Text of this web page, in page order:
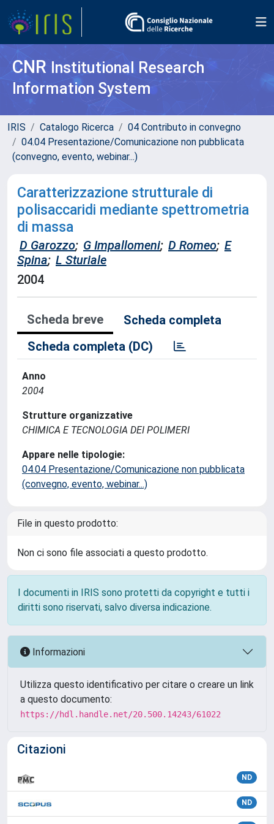
CNR Institutional Research
Information System
IRIS Catalogo Ricerca
04 Contributo in convegno
04.04 Presentazione/Comunicazione non pubblicata
(convegno, evento, webinar...)
Caratterizzazione strutturale di
polisaccaridi mediante spettrometria
di massa
D Garozzo; G Impallomeni; D Romeo; E
Spina; L Sturiale
2004
Scheda breve
Scheda completa
Scheda completa (DC)
Anno
2004
Strutture organizzative
CHIMICA E TECNOLOGIA DEI POLIMERI
Appare nelle tipologie:
04.04 Presentazione/Comunicazione non pubblicata
(convegno, evento, webinar...)
File in questo prodotto:
Non ci sono file associati a questo prodotto.
I documenti in IRIS sono protetti da copyright e tutti i
diritti sono riservati, salvo diversa indicazione.
Informazioni
Utilizza questo identificativo per citare o creare un link
a questo documento:
https://hdl.handle.net/20.500.14243/61022
Citazioni
ND
ND